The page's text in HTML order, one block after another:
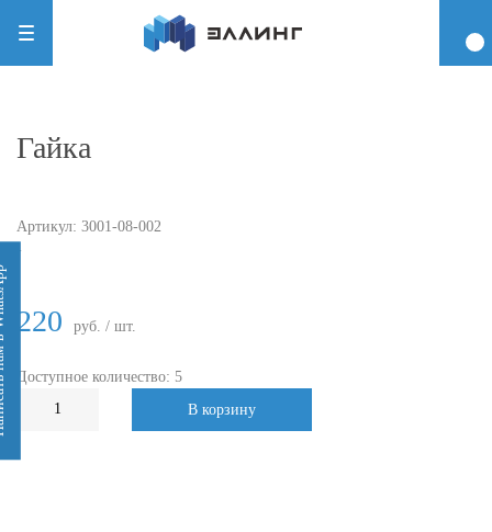
Гайка
Артикул: 3001-08-002
220 руб. / шт.
Доступное количество: 5
В корзину